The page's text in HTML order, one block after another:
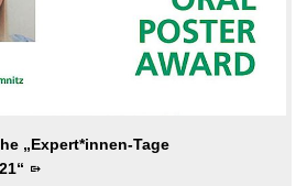
„Expert*innen-Tage